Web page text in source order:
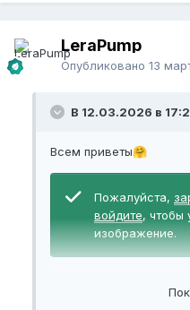
LeraPump
Опубликовано 13
В 12.03.2026 в
Всем приветы🤗
Пожалуйста,
войдите, чтобы
изображение.